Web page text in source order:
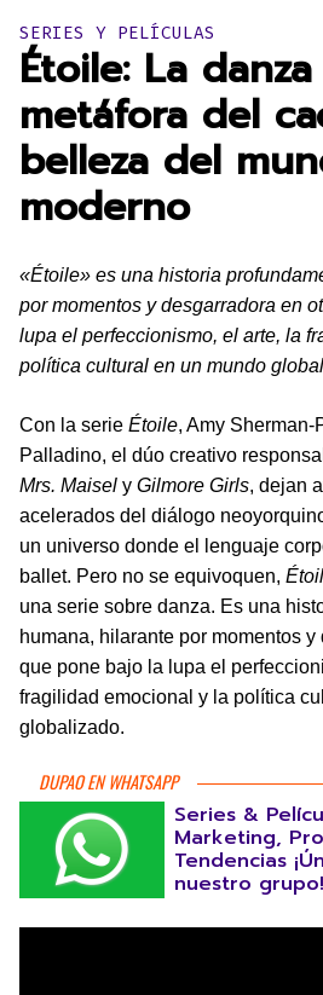
Publicado en:
SERIES Y PELÍCULAS
Étoile: La
metáfora del
belleza del
moderno
«Étoile» es una historia
por momentos y desgarradora en
lupa el perfeccionismo, el arte, la
política cultural en un mundo
Con la serie Étoile, Amy Sherman-
Palladino, el dúo creativo
Mrs. Maisel y Gilmore Girls, dejan
acelerados del diálogo
un universo donde el lenguaje
ballet. Pero no se equivoquen,
una serie sobre danza. Es una
humana, hilarante por momentos
que pone bajo la lupa el
fragilidad emocional y la política
globalizado.
DUPAO EN WHATSAPP
Series &
Marketing,
Tendencias
nuestro grupo!